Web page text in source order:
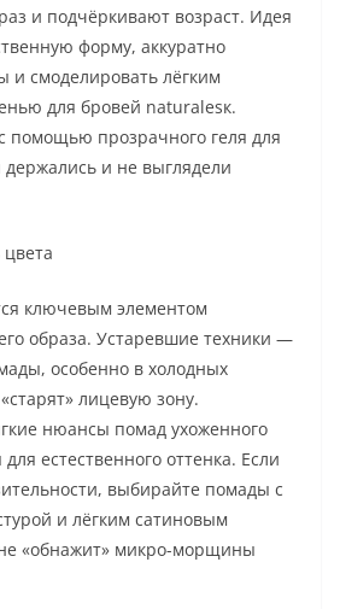
и подчёркивают возраст. Идея
форму, аккуратно
и смоделировать лёгким
для бровей naturalesк.
помощью прозрачного геля для
и не выглядели
ключевым элементом
образа. Устаревшие техники —
особенно в холодных
лицевую зону.
нюансы помад ухоженного
естественного оттенка. Если
выбирайте помады с
и лёгким сатиновым
«обнажит» микро-морщины